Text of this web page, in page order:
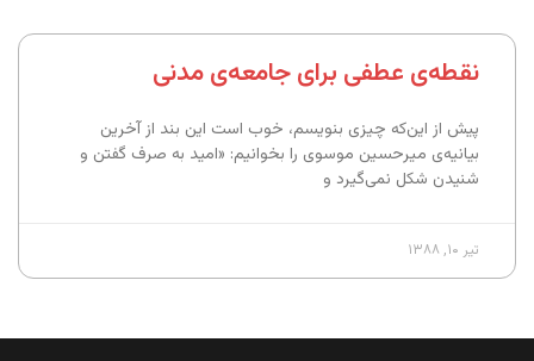
نقطه‌ی عطفی برای جامعه‌ی مدنی
پیش از این‌که چیزی بنویسم، خوب است این بند از آخرین
بیانیه‌ی میرحسین موسوی را بخوانیم: «امید به صرف گفتن و
شنیدن شکل نمی‌گیرد و
تیر ۱۰, ۱۳۸۸